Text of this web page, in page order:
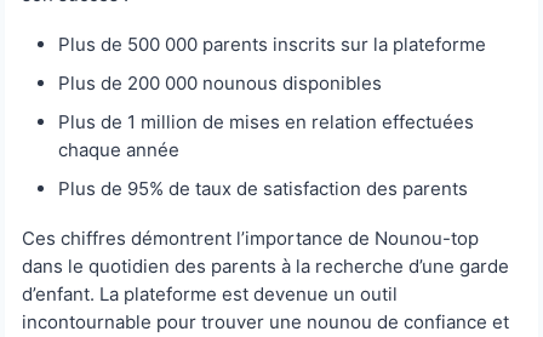
Plus de 500 000 parents inscrits sur la plateforme
Plus de 200 000 nounous disponibles
Plus de 1 million de mises en relation effectuées
chaque année
Plus de 95% de taux de satisfaction des parents
Ces chiffres démontrent l’importance de Nounou-top
dans le quotidien des parents à la recherche d’une garde
d’enfant. La plateforme est devenue un outil
incontournable pour trouver une nounou de confiance et